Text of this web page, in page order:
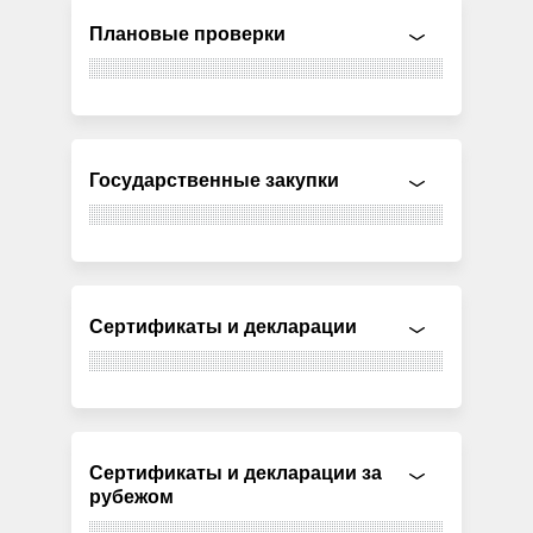
Плановые проверки
Государственные закупки
Сертификаты и декларации
Сертификаты и декларации за
рубежом